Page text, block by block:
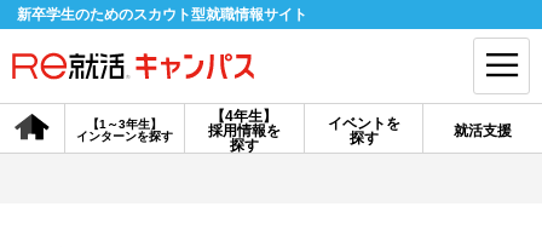
新卒学生のためのスカウト型就職情報サイト
【4年生】
採用情報を
探す
【1～3年生】
インターンを探す
イベントを
探す
就活支援
会員登録 ログイン